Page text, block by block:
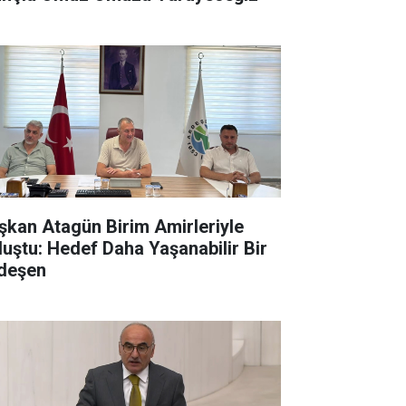
Atagün Birim Amirleriyle
Hedef Daha Yaşanabilir Bir